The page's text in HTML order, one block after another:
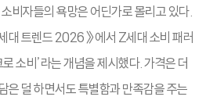
비자들의 욕망은 어딘가로 몰리고 있다.
대 트렌드 2026》에서 Z세대 소비 패러
소비’라는 개념을 제시했다. 가격은 더
은 덜 하면서도 특별함과 만족감을 주는